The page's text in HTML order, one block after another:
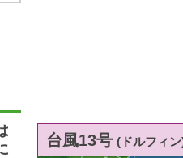
台風13号 (ドルフィ